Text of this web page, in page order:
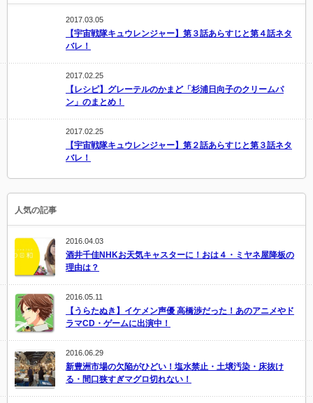
2017.03.05
【宇宙戦隊キュウレンジャー】第３話あらすじと第４話ネタ
バレ！
2017.02.25
【レシピ】グレーテルのかまど「杉浦日向子のクリームパ
ン」のまとめ！
2017.02.25
【宇宙戦隊キュウレンジャー】第２話あらすじと第３話ネタ
バレ！
人気の記事
2016.04.03
酒井千佳NHKお天気キャスターに！おは４・ミヤネ屋降板の
理由は？
2016.05.11
【うらたぬき】イケメン声優 高橋渉だった！あのアニメやド
ラマCD・ゲームに出演中！
2016.06.29
新豊洲市場の欠陥がひどい！塩水禁止・土壌汚染・床抜け
る・間口狭すぎマグロ切れない！